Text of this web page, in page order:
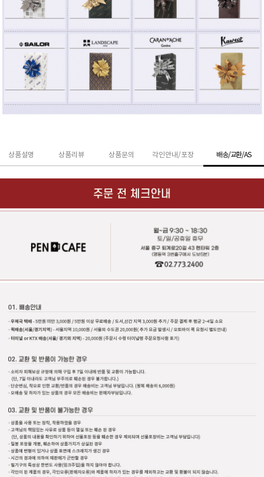
상품설명 상품리뷰 상품문의 각인안내/포장 배송/교환/AS